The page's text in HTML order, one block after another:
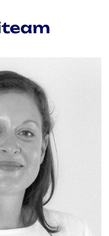
Digital
Digisanté il y a 12 ans, 8
com° chez PiLeJe
passionnants et
utiles et efficaces